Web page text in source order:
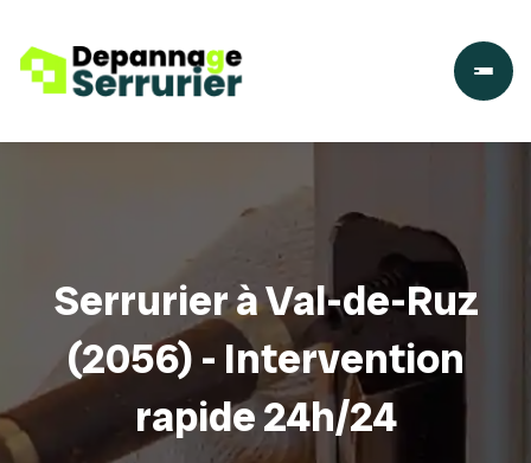
Serrurier à Val-de-Ruz
(2056) - Intervention
rapide 24h/24